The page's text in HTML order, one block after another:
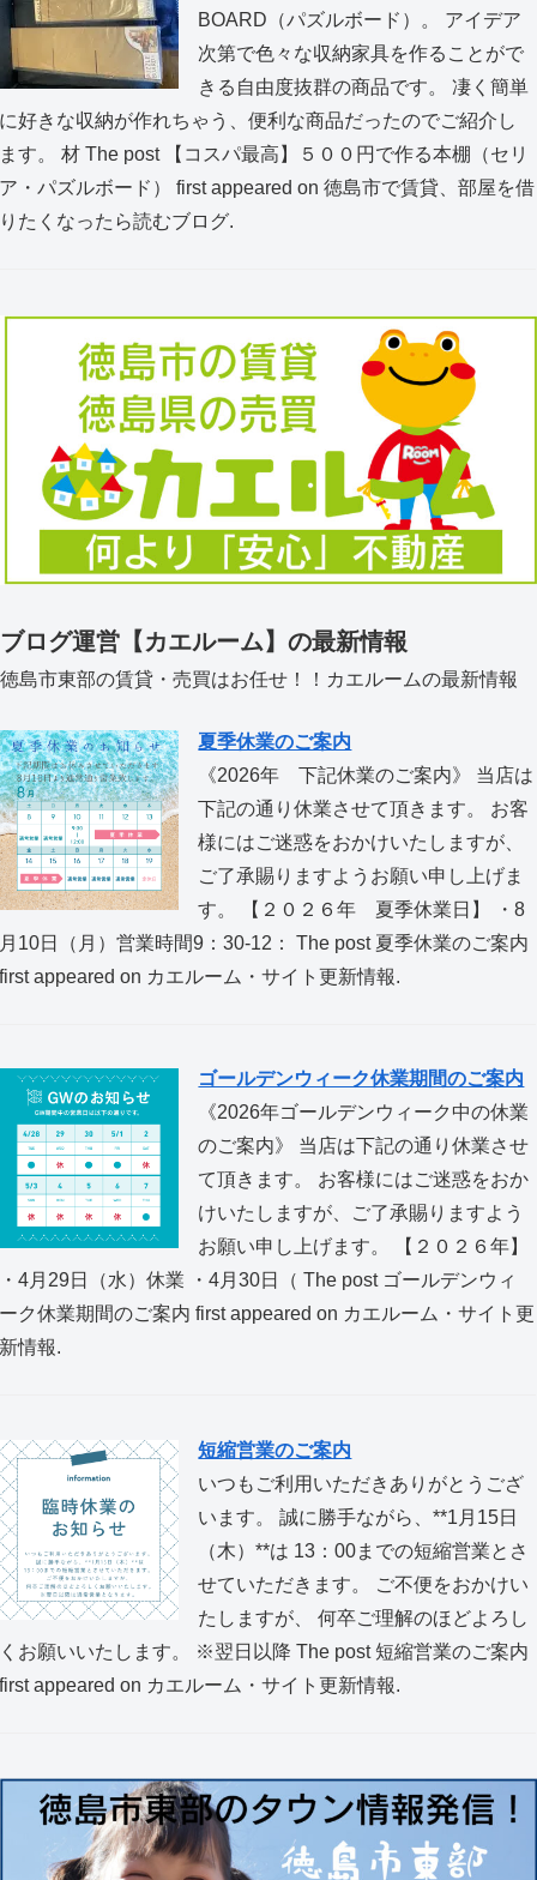
BOARD（パズルボード）。 アイデア
次第で色々な収納家具を作ることがで
きる自由度抜群の商品です。 凄く簡単
に好きな収納が作れちゃう、便利な商品だったのでご紹介し
ます。 材 The post 【コスパ最高】５００円で作る本棚（セリ
ア・パズルボード） first appeared on 徳島市で賃貸、部屋を借
りたくなったら読むブログ.
ブログ運営【カエルーム】の最新情報
徳島市東部の賃貸・売買はお任せ！！カエルームの最新情報
夏季休業のご案内
《2026年 下記休業のご案内》 当店は
下記の通り休業させて頂きます。 お客
様にはご迷惑をおかけいたしますが、
ご了承賜りますようお願い申し上げま
す。 【２０２６年 夏季休業日】 ・8
月10日（月）営業時間9：30-12： The post 夏季休業のご案内
first appeared on カエルーム・サイト更新情報.
ゴールデンウィーク休業期間のご案内
《2026年ゴールデンウィーク中の休業
のご案内》 当店は下記の通り休業させ
て頂きます。 お客様にはご迷惑をおか
けいたしますが、ご了承賜りますよう
お願い申し上げます。 【２０２６年】
・4月29日（水）休業 ・4月30日（ The post ゴールデンウィ
ーク休業期間のご案内 first appeared on カエルーム・サイト更
新情報.
短縮営業のご案内
いつもご利用いただきありがとうござ
います。 誠に勝手ながら、**1月15日
（木）**は 13：00までの短縮営業とさ
せていただきます。 ご不便をおかけい
たしますが、 何卒ご理解のほどよろし
くお願いいたします。 ※翌日以降 The post 短縮営業のご案内
first appeared on カエルーム・サイト更新情報.